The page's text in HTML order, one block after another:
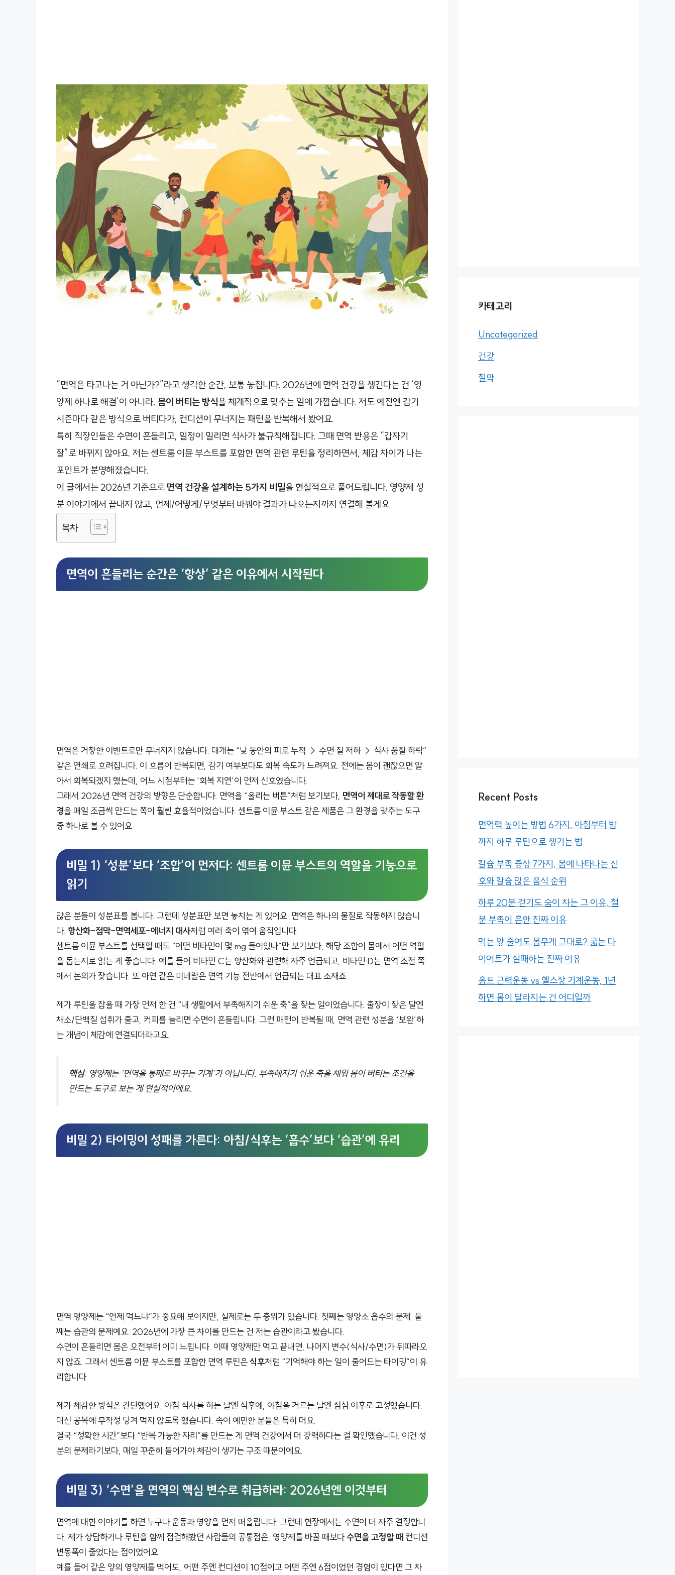
“면역은 타고나는 거 아닌가?”라고 생각한 순간, 보통 놓칩니다. 2026년에 면역 건강을 챙긴다는 건 ‘영
양제 하나로 해결’이 아니라, 몸이 버티는 방식을 체계적으로 맞추는 일에 가깝습니다. 저도 예전엔 감기
시즌마다 같은 방식으로 버티다가, 컨디션이 무너지는 패턴을 반복해서 봤어요.
특히 직장인들은 수면이 흔들리고, 일정이 밀리면 식사가 불규칙해집니다. 그때 면역 반응은 “갑자기
잘”로 바뀌지 않아요. 저는 센트룸 이뮨 부스트를 포함한 면역 관련 루틴을 정리하면서, 체감 차이가 나는
포인트가 분명해졌습니다.
이 글에서는 2026년 기준으로 면역 건강을 설계하는 5가지 비밀을 현실적으로 풀어드립니다. 영양제 성
분 이야기에서 끝내지 않고, 언제/어떻게/무엇부터 바꿔야 결과가 나오는지까지 연결해 볼게요.
목차
면역이 흔들리는 순간은 ‘항상’ 같은 이유에서 시작된다
면역은 거창한 이벤트로만 무너지지 않습니다. 대개는 “낮 동안의 피로 누적 → 수면 질 저하 → 식사 품질 하락”
같은 연쇄로 흐려집니다. 이 흐름이 반복되면, 감기 여부보다도 회복 속도가 느려져요. 전에는 몸이 괜찮으면 알
아서 회복되겠지 했는데, 어느 시점부터는 ‘회복 지연’이 먼저 신호였습니다.
그래서 2026년 면역 건강의 방향은 단순합니다. 면역을 “올리는 버튼”처럼 보기보다, 면역이 제대로 작동할 환
경을 매일 조금씩 만드는 쪽이 훨씬 효율적이었습니다. 센트룸 이뮨 부스트 같은 제품은 그 환경을 맞추는 도구
중 하나로 볼 수 있어요.
비밀 1) ‘성분’보다 ‘조합’이 먼저다: 센트룸 이뮨 부스트의 역할을 기능으로
읽기
많은 분들이 성분표를 봅니다. 그런데 성분표만 보면 놓치는 게 있어요. 면역은 하나의 물질로 작동하지 않습니
다. 항산화-점막-면역세포-에너지 대사처럼 여러 축이 엮여 움직입니다.
센트룸 이뮨 부스트를 선택할 때도 “어떤 비타민이 몇 mg 들어있나”만 보기보다, 해당 조합이 몸에서 어떤 역할
을 돕는지로 읽는 게 좋습니다. 예를 들어 비타민 C는 항산화와 관련해 자주 언급되고, 비타민 D는 면역 조절 쪽
에서 논의가 잦습니다. 또 아연 같은 미네랄은 면역 기능 전반에서 언급되는 대표 소재죠.
제가 루틴을 잡을 때 가장 먼저 한 건 “내 생활에서 부족해지기 쉬운 축”을 찾는 일이었습니다. 출장이 잦은 달엔
채소/단백질 섭취가 줄고, 커피를 늘리면 수면이 흔들립니다. 그런 패턴이 반복될 때, 면역 관련 성분을 ‘보완’하
는 개념이 체감에 연결되더라고요.
핵심: 영양제는 ‘면역을 통째로 바꾸는 기계’가 아닙니다. 부족해지기 쉬운 축을 채워몸이 버티는 조건을
만드는 도구로 보는 게 현실적이에요.
비밀 2) 타이밍이 성패를 가른다: 아침/식후는 ‘흡수’보다 ‘습관’에 유리
면역 영양제는 “언제 먹느냐”가 중요해 보이지만, 실제로는 두 층위가 있습니다. 첫째는 영양소 흡수의 문제. 둘
째는 습관의 문제예요. 2026년에 가장 큰 차이를 만드는 건 저는 습관이라고 봤습니다.
수면이 흔들리면 몸은 오전부터 이미 느립니다. 이때 영양제만 먹고 끝내면, 나머지 변수(식사/수면)가 뒤따라오
지 않죠. 그래서 센트룸 이뮨 부스트를 포함한 면역 루틴은식후처럼 “기억해야 하는 일이 줄어드는 타이밍”이 유
리합니다.
제가 체감한 방식은 간단했어요. 아침 식사를 하는 날엔 식후에, 아침을 거르는 날엔 점심 이후로 고정했습니다.
대신 공복에 무작정 당겨 먹지 않도록 했습니다. 속이 예민한 분들은 특히 더요.
결국 “정확한 시간”보다 “반복 가능한 자리”를 만드는 게 면역 건강에서 더 강력하다는 걸 확인했습니다. 이건 성
분의 문제라기보다, 매일 꾸준히 들어가야 체감이 생기는 구조 때문이에요.
비밀 3) ‘수면’을 면역의 핵심 변수로 취급하라: 2026년엔 이것부터
면역에 대한 이야기를 하면 누구나 운동과 영양을 먼저 떠올립니다. 그런데 현장에서는 수면이 더 자주 결정합니
다. 제가 상담하거나 루틴을 함께 점검해봤던 사람들의 공통점은, 영양제를 바꿀 때보다수면을 고정할 때 컨디션
변동폭이 줄었다는 점이었어요.
예를 들어 같은 양의 영양제를 먹어도, 어떤 주엔 컨디션이 10점이고 어떤 주엔 6점이었던 경험이 있다면 그 차
카테고리
Uncategorized
건강
철학
Recent Posts
면역력 높이는 방법 6가지, 아침부터 밤
까지 하루 루틴으로 챙기는 법
칼슘 부족 증상 7가지, 몸에 나타나는 신
호와 칼슘 많은 음식 순위
하루 20분 걷기도 숨이 차는 그 이유, 철
분 부족이 흔한 진짜 이유
먹는 양 줄여도 몸무게 그대로? 굶는 다
이어트가 실패하는 진짜 이유
홈트 근력운동 vs 헬스장 기계운동, 1년
하면 몸이 달라지는 건 어디일까